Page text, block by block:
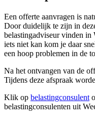
Een offerte aanvragen is
Door duidelijk te zijn in
belastingadviseur vinden in
iets niet kan kom je daar
een hoop problemen in de
Na het ontvangen van de
Tijdens deze afspraak
Klik op belastingconsulent
belastingconsulenten uit